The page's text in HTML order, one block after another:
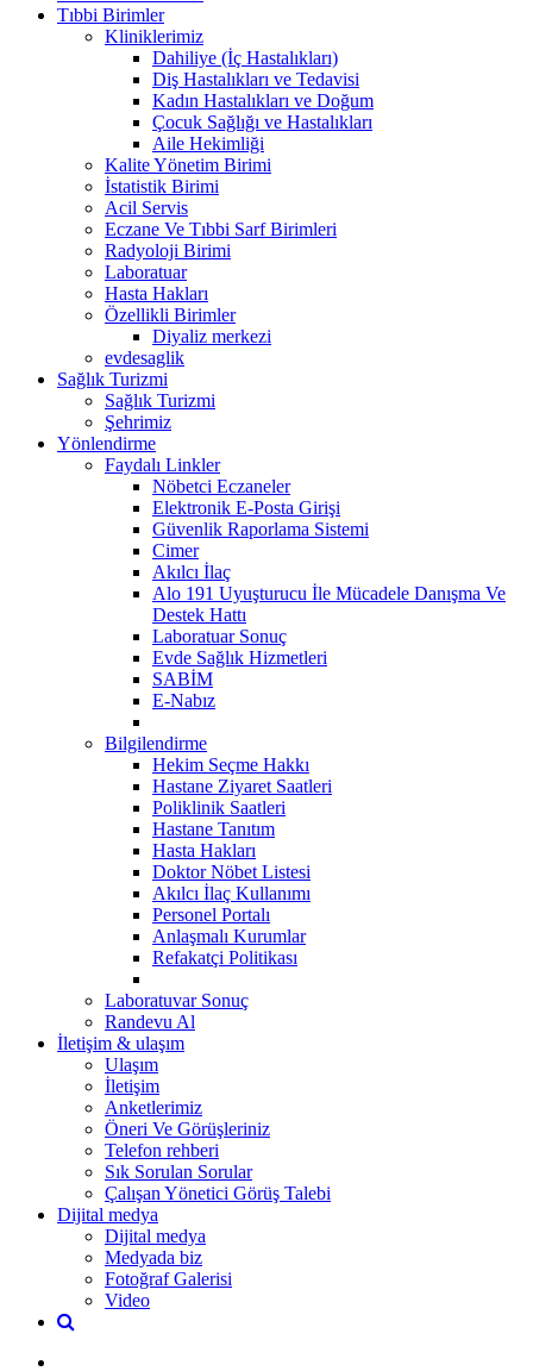
Tıbbi Birimler
Kliniklerimiz
Dahiliye (İç Hastalıkları)
Diş Hastalıkları ve Tedavisi
Kadın Hastalıkları ve Doğum
Çocuk Sağlığı ve Hastalıkları
Aile Hekimliği
Kalite Yönetim Birimi
İstatistik Birimi
Acil Servis
Eczane Ve Tıbbi Sarf Birimleri
Radyoloji Birimi
Laboratuar
Hasta Hakları
Özellikli Birimler
Diyaliz merkezi
evdesaglik
Sağlık Turizmi
Sağlık Turizmi
Şehrimiz
Yönlendirme
Faydalı Linkler
Nöbetci Eczaneler
Elektronik E-Posta Girişi
Güvenlik Raporlama Sistemi
Cimer
Akılcı İlaç
Alo 191 Uyuşturucu İle Mücadele Danışma Ve
Destek Hattı
Laboratuar Sonuç
Evde Sağlık Hizmetleri
SABİM
E-Nabız
Bilgilendirme
Hekim Seçme Hakkı
Hastane Ziyaret Saatleri
Poliklinik Saatleri
Hastane Tanıtım
Hasta Hakları
Doktor Nöbet Listesi
Akılcı İlaç Kullanımı
Personel Portalı
Anlaşmalı Kurumlar
Refakatçi Politikası
Laboratuvar Sonuç
Randevu Al
İletişim & ulaşım
Ulaşım
İletişim
Anketlerimiz
Öneri Ve Görüşleriniz
Telefon rehberi
Sık Sorulan Sorular
Çalışan Yönetici Görüş Talebi
Dijital medya
Dijital medya
Medyada biz
Fotoğraf Galerisi
Video